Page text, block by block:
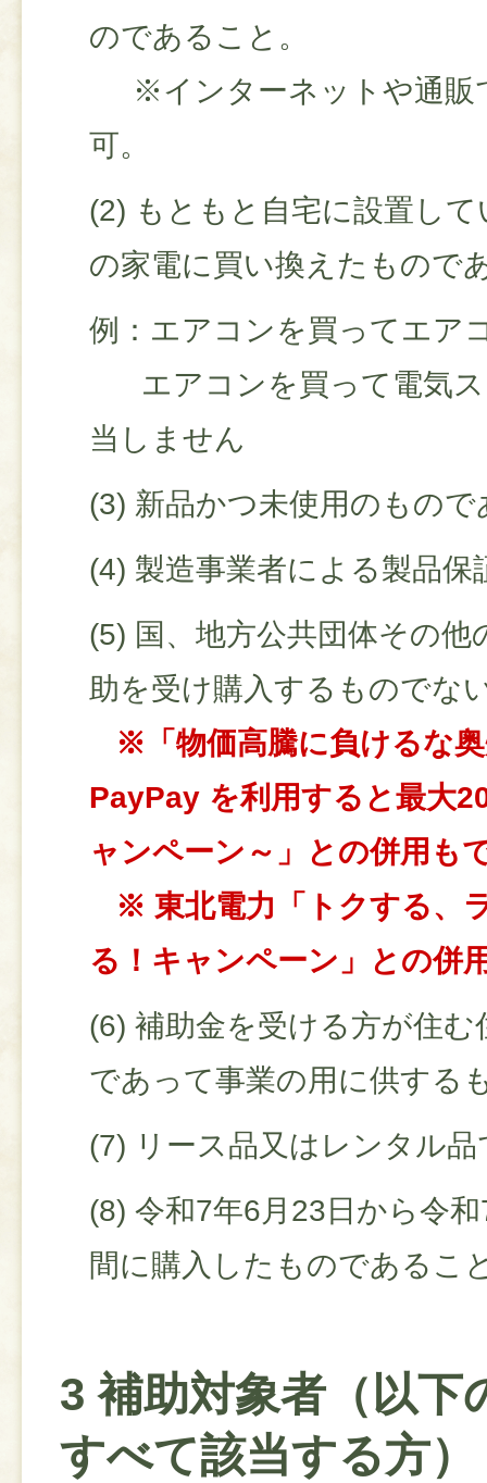
のであること。
※インターネットや通販
可。
(2) もともと自宅に設置し
の家電に買い換えたもので
例：エアコンを買ってエア
エアコンを買って電気
当しません
(3) 新品かつ未使用のもの
(4) 製造事業者による製品保
(5) 国、地方公共団体その
助を受け購入するものでな
※「物価高騰に負けるな
PayPay を利用すると最大
ャンペーン～」との併用も
※ 東北電力「トクする、
る！キャンペーン」との併
(6) 補助金を受ける方が住
であって事業の用に供する
(7) リース品又はレンタル
(8) 令和7年6月23日から令
間に購入したものであるこ
3 補助対象者（以下
すべて該当する方）